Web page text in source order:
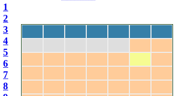
1
2
3
4
5
6
7
8